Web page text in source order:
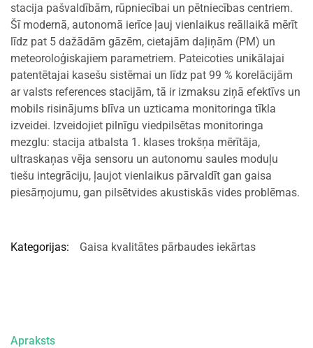
stacija pašvaldībām, rūpniecībai un pētniecības centriem.
Šī modernā, autonomā ierīce ļauj vienlaikus reāllaikā mērīt
līdz pat 5 dažādām gāzēm, cietajām daļiņām (PM) un
meteoroloģiskajiem parametriem. Pateicoties unikālajai
patentētajai kasešu sistēmai un līdz pat 99 % korelācijām
ar valsts references stacijām, tā ir izmaksu ziņā efektīvs un
mobils risinājums blīva un uzticama monitoringa tīkla
izveidei. Izveidojiet pilnīgu viedpilsētas monitoringa
mezglu: stacija atbalsta 1. klases trokšņa mērītāja,
ultraskaņas vēja sensoru un autonomu saules moduļu
tiešu integrāciju, ļaujot vienlaikus pārvaldīt gan gaisa
piesārņojumu, gan pilsētvides akustiskās vides problēmas.
Kategorijas: Gaisa kvalitātes pārbaudes iekārtas
Apraksts